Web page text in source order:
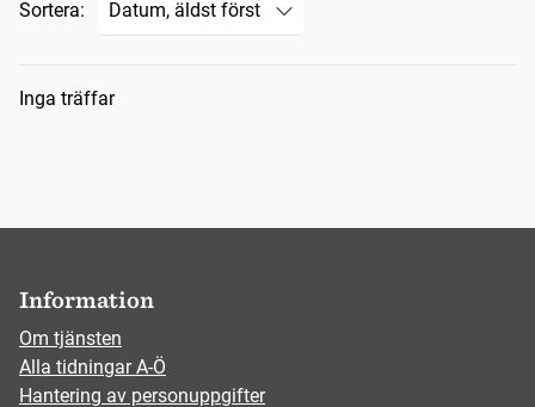
Sortera:
Sökresultat
Inga träffar
Information
Om tjänsten
Alla tidningar A-Ö
Hantering av personuppgifter